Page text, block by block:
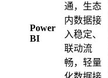
Power
BI
通，生态
内数据接
入稳定、
联动流
畅，轻量